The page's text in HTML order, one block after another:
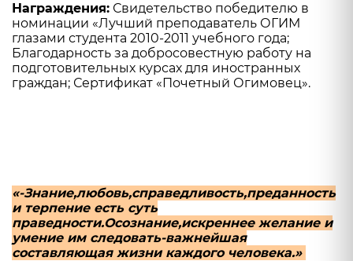
Награждения: Свидетельство победителю в
номинации «Лучший преподаватель ОГИМ
глазами студента 2010-2011 учебного года;
Благодарность за добросовестную работу на
подготовительных курсах для иностранных
граждан; Сертификат «Почетный Огимовец».
«-Знание,любовь,справедливость,преданность
и терпение есть суть
праведности.Осознание,искреннее желание и
умение им следовать-важнейшая
составляющая жизни каждого человека.»